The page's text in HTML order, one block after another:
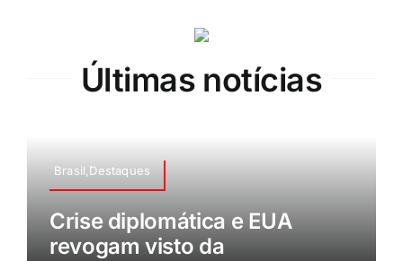
Últimas notícias
Brasil,Destaques
Crise diplomática e EUA
revogam visto da